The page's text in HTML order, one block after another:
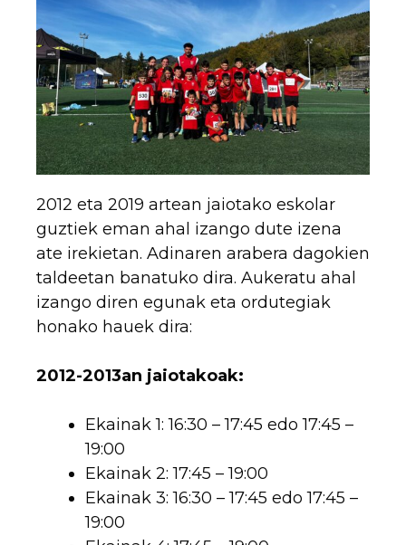
2012 eta 2019 artean jaiotako eskolar
guztiek eman ahal izango dute izena
ate irekietan. Adinaren arabera dagokien
taldeetan banatuko dira. Aukeratu ahal
izango diren egunak eta ordutegiak
honako hauek dira:
2012-2013an jaiotakoak:
Ekainak 1: 16:30 – 17:45 edo 17:45 –
19:00
Ekainak 2: 17:45 – 19:00
Ekainak 3: 16:30 – 17:45 edo 17:45 –
19:00